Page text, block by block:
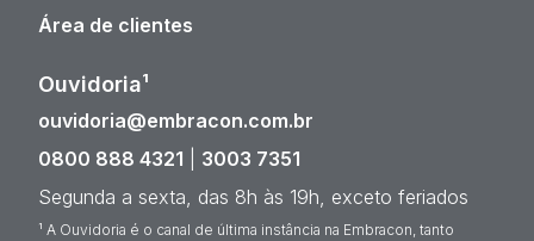
Área de clientes
Ouvidoria¹
ouvidoria@embracon.com.br
0800 888 4321
3003 7351
Segunda a sexta, das 8h às 19h, exceto feriados
¹ A Ouvidoria é o canal de última instância na Embracon, tanto